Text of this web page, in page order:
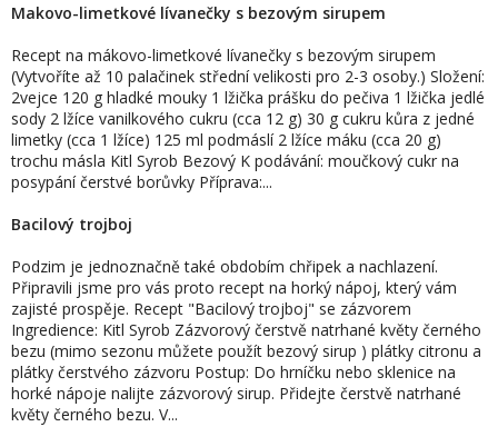
Makovo-limetkové lívanečky s bezovým sirupem
Recept na mákovo-limetkové lívanečky s bezovým sirupem
(Vytvoříte až 10 palačinek střední velikosti pro 2-3 osoby.) Složení:
2vejce 120 g hladké mouky 1 lžička prášku do pečiva 1 lžička jedlé
sody 2 lžíce vanilkového cukru (cca 12 g) 30 g cukru kůra z jedné
limetky (cca 1 lžíce) 125 ml podmáslí 2 lžíce máku (cca 20 g)
trochu másla Kitl Syrob Bezový K podávání: moučkový cukr na
posypání čerstvé borůvky Příprava:...
Bacilový trojboj
Podzim je jednoznačně také obdobím chřipek a nachlazení.
Připravili jsme pro vás proto recept na horký nápoj, který vám
zajisté prospěje. Recept "Bacilový trojboj" se zázvorem
Ingredience: Kitl Syrob Zázvorový čerstvě natrhané květy černého
bezu (mimo sezonu můžete použít bezový sirup ) plátky citronu a
plátky čerstvého zázvoru Postup: Do hrníčku nebo sklenice na
horké nápoje nalijte zázvorový sirup. Přidejte čerstvě natrhané
květy černého bezu. V...